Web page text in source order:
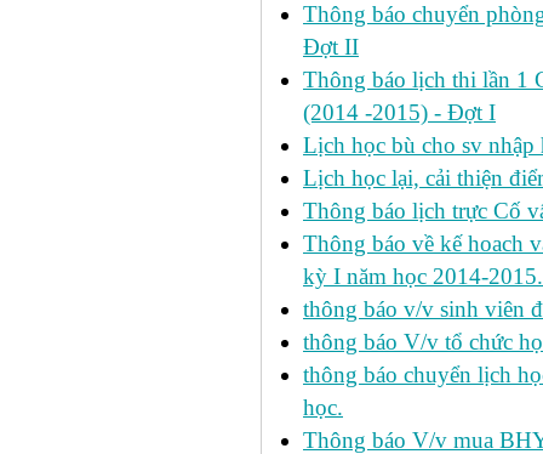
Thông báo chuyển
Đợt II
Thông báo lịch thi lần 1
(2014 -2015) - Đợt I
Lịch học bù cho sv
Lịch học lại, cải thiện
Thông báo lịch trực Cố
Thông báo về kế hoach
kỳ I năm học 2014-2015.
thông báo v/v sinh viên
thông báo V/v tổ chức
thông báo chuyển lịch
học.
Thông báo V/v mua